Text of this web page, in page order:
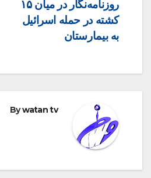
روزنامه‌نگار در میان ۱۵
کشته در حمله اسرائیل
به بیمارستان
Bywatan tv